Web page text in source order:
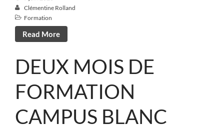
Clémentine Rolland
Formation
Read More
DEUX MOIS DE
FORMATION
CAMPUS BLANC